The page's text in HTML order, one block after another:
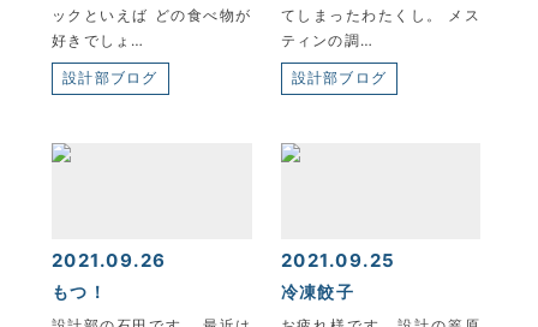
ックといえば どの食べ物が
好きでしょ…
設計部ブログ
てしまったわたくし。 メス
ティンの調…
設計部ブログ
2021.09.26
もつ！
2021.09.25
冷凍餃子